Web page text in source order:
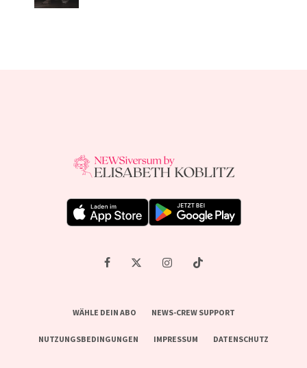
WÄHLE DEIN ABO NEWS-CREW SUPPORT
NUTZUNGSBEDINGUNGEN IMPRESSUM DATENSCHUTZ